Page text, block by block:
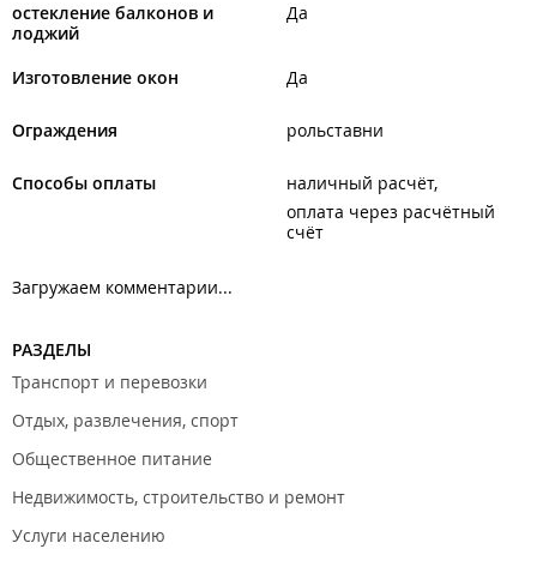
остекление балконов и
лоджий
Да
Изготовление окон Да
Ограждения рольставни
Способы оплаты
наличный расчёт
оплата через расчётный
счёт
Загружаем комментарии...
РАЗДЕЛЫ
Транспорт и перевозки
Отдых, развлечения, спорт
Общественное питание
Недвижимость, строительство и ремонт
Услуги населению